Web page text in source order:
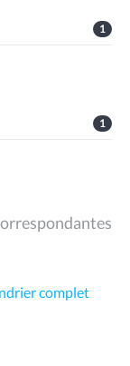
1
1
complet